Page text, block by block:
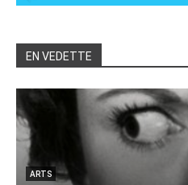
EN VEDETTE
ARTS